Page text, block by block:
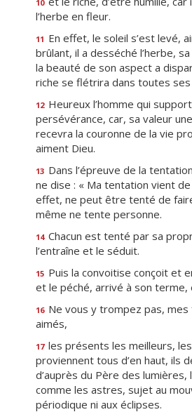
10
l’herbe en fleur.
11 En effet, le soleil s’est levé,
brûlant, il a desséché l’herbe,
la beauté de son aspect a
riche se flétrira dans toutes
12 Heureux l’homme qui
persévérance, car, sa valeur
recevra la couronne de la vie
aiment Dieu.
13 Dans l’épreuve de la
ne dise : « Ma tentation vient de
effet, ne peut être tenté de
même ne tente personne.
14 Chacun est tenté par sa
l’entraîne et le séduit.
15 Puis la convoitise conçoit et
et le péché, arrivé à son terme,
16 Ne vous y trompez pas,
aimés,
17 les présents les meilleurs,
proviennent tous d’en haut, ils
d’auprès du Père des lumières,
comme les astres, sujet au
périodique ni aux éclipses.